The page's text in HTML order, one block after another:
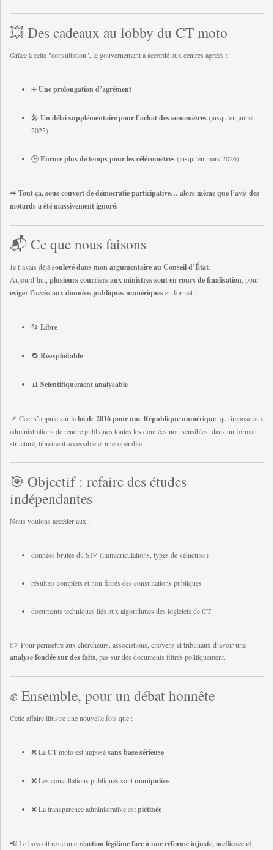
💥 Des cadeaux au lobby du CT moto
Grâce à cette "consultation", le gouvernement a accordé aux centres agréés :
➕Une prolongation d’agrément
🎤Un délai supplémentaire pour l’achat des sonomètres(jusqu’en juillet
2025)
🕒Encore plus de temps pour les céléromètres(jusqu’en mars 2026)
➡️ Tout ça, sous couvert de démocratie participative… alors même que l’avis des
motards a été massivement ignoré.
📬 Ce que nous faisons
Je l’avais déjàsoulevé dans mon argumentaire au Conseil d’État.
Aujourd’hui, plusieurs courriers aux ministres sont en cours de finalisation , pour
exiger l’accès aux données publiques numériquesen format :
📂 Libre
🔁 Réexploitable
📊 Scientifiquement analysable
📌 Ceci s’appuie sur laloi de 2016 pour une République numérique , qui impose aux
administrations de rendre publiques toutes les données non sensibles, dans un format
structuré, librement accessible et interopérable.
🎯 Objectif : refaire des études
indépendantes
Nous voulons accéder aux :
données brutes du SIV (immatriculations, types de véhicules)
résultats complets et non filtrés des consultations publiques
documents techniques liés aux algorithmes des logiciels de CT
👉 Pour permettre aux chercheurs, associations, citoyens et tribunaux d’avoir une
analyse fondée sur des faits , pas sur des documents filtrés politiquement.
✊ Ensemble, pour un débat honnête
Cette affaire illustre une nouvelle fois que :
❌ Le CT moto est imposésans base sérieuse
❌ Les consultations publiques sontmanipulées
❌ La transparence administrative estpiétinée
📢 Le boycott reste uneréaction légitime face à une réforme injuste, inefficace et